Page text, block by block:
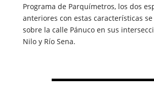
Programa de Parquímetros, los dos
anteriores con estas características
sobre la calle Pánuco en sus
Nilo y Río Sena.